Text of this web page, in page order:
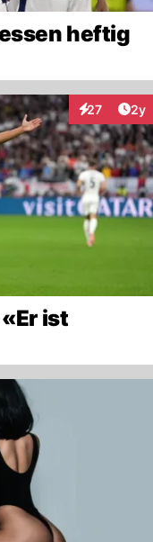
heftig
27
Interaktionen
2y
ist